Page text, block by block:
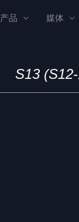
产品 媒体
S13